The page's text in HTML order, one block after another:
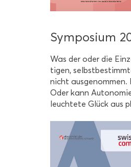
Sym­po­si­um
Was der oder die
ti­gen,
nicht aus­ge­nom­men.
Oder kann
leuch­te­te Glück aus